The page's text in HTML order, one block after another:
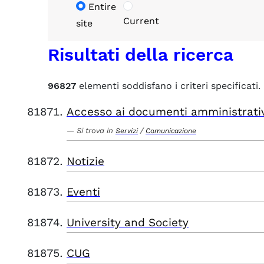
Entire
site
Current
Risultati della ricerca
96827 elementi soddisfano i criteri specificati.
Accesso ai documenti
Si trova in Servizi / Comunicazione
Notizie
Eventi
University and Society
CUG